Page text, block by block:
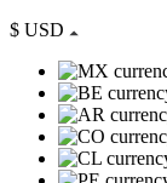
$ USD